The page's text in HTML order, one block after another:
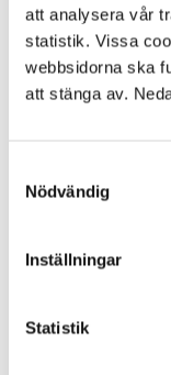
att analysera vår
statistik. Vissa
webbsidorna ska
att stänga av.
Nödvändig
Inställningar
Statistik
KONTAKT
Besöksadress